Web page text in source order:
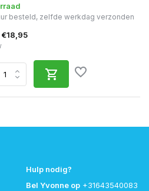
besteld, zelfde werkdag verzonden
€18,95
Hulp nodig?
Bel Yvonne op +31643540083